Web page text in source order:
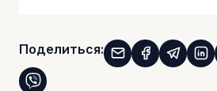
Поделиться: